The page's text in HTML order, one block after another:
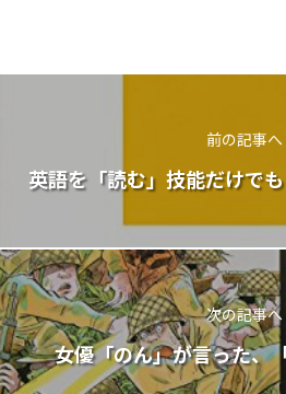
前の記事へ
英語を「読む」技能だけで
次の記事へ
女優「のん」が言った、